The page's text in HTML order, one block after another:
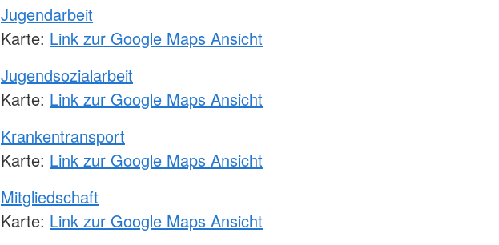
Jugendarbeit
Karte: Link zur Google Maps Ansicht
Jugendsozialarbeit
Karte: Link zur Google Maps Ansicht
Krankentransport
Karte: Link zur Google Maps Ansicht
Mitgliedschaft
Karte: Link zur Google Maps Ansicht